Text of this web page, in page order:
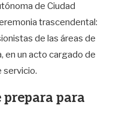
de Ciudad
trascendental:
de las áreas de
en un acto cargado de
servicio.
prepara para